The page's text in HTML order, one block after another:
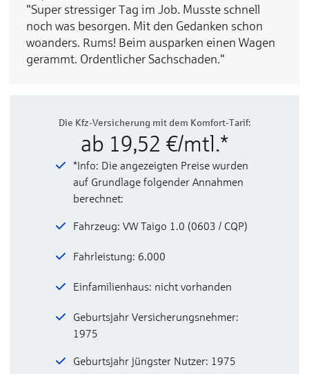
"Super stressiger Tag im Job. Musste schnell
noch was besorgen. Mit den Gedanken schon
woanders. Rums! Beim ausparken einen Wagen
gerammt. Ordentlicher Sachschaden."
Die Kfz-Versicherung mit dem Komfort-Tarif:
ab 19,52 €/mtl.*
*Info: Die angezeigten Preise wurden
auf Grundlage folgender Annahmen
berechnet:
Fahrzeug: VW Taigo 1.0 (0603 / CQP)
Fahrleistung: 6.000
Einfamilienhaus: nicht vorhanden
Geburtsjahr Versicherungsnehmer:
1975
Geburtsjahr jüngster Nutzer: 1975